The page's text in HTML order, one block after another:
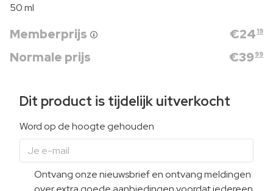
50 ml
Memberprijs €2419
Normale prijs €39 99
Dit product is tijdelijk uitverkocht
Word op de hoogte gehouden
Ontvang onze nieuwsbrief en ontvang meldingen